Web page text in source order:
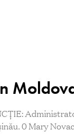
0 Mary